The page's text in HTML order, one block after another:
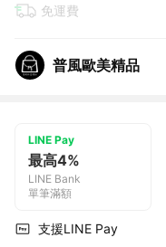
免運費
普風歐美精品
LINE Pay
最高4%
LINE Bank
單筆滿額
支援LINE Pay